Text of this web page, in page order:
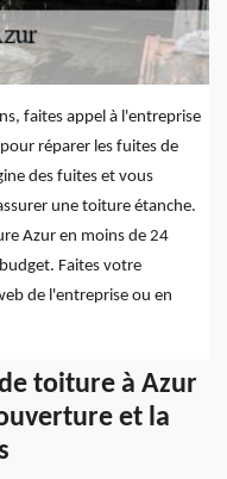
faites appel à l'entreprise
réparer les fuites de
des fuites et vous
une toiture étanche.
Azur en moins de 24
Faites votre
de l'entreprise ou en
toiture à Azur
et la